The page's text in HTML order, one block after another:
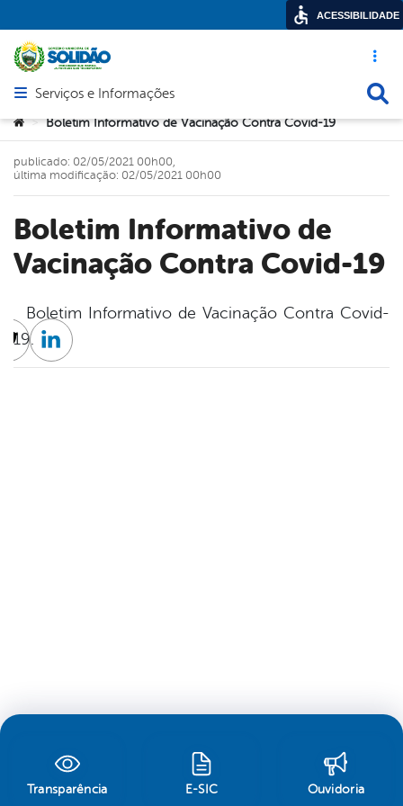
Acesso
Abrir menu principal de navegação
Serviços e Informações
Você está aqui:
> Boletim Informativo de Vacinação Contra Covid-19
Boletim Informativo de
Vacinação Contra Covid-19
publicado: 02/05/2021 00h00,
última modificação: 02/05/2021 00h00
Boletim Informativo de Vacinação Contra Covid-
19.
Twitter
Linkedin
Transparência E-SIC Ouvidoria
ACESSIBILIDADE